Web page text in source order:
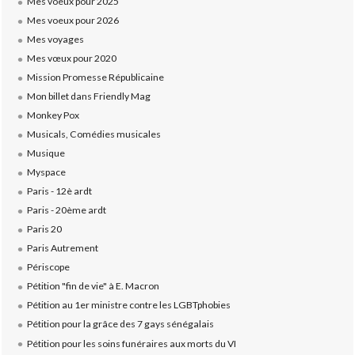
Mes voeux pour 2026
Mes voyages
Mes vœux pour 2020
Mission Promesse Républicaine
Mon billet dans Friendly Mag
Monkey Pox
Musicals, Comédies musicales
Musique
Myspace
Paris - 12è ardt
Paris - 20ème ardt
Paris 20
Paris Autrement
Périscope
Pétition "fin de vie" à E. Macron
Pétition au 1er ministre contre les LGBTphobies
Pétition pour la grâce des 7 gays sénégalais
Pétition pour les soins funéraires aux morts du VI